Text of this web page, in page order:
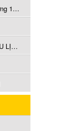
Hộ Kinh Doanh Trần Thị Thương Thương 1992
CÔNG TY TNHH TRUYỀN THÔNG DU LỊCH & KHÁM PHÁ VIỆT NAM